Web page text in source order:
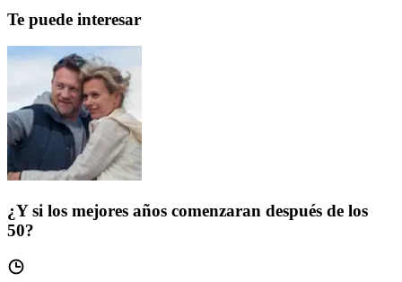
Te puede interesar
¿Y si los mejores años comenzaran después de los
50?